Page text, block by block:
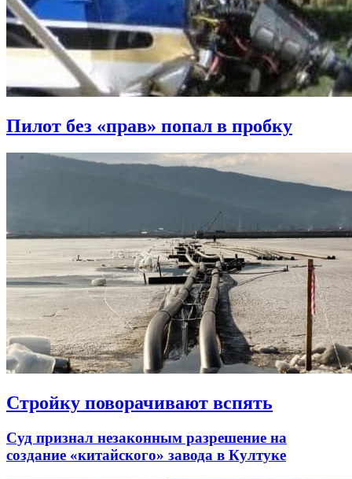
Пилот без «прав» попал в пробку
Стройку поворачивают вспять
Суд признал незаконным разрешение на
создание «китайского» завода в Култуке